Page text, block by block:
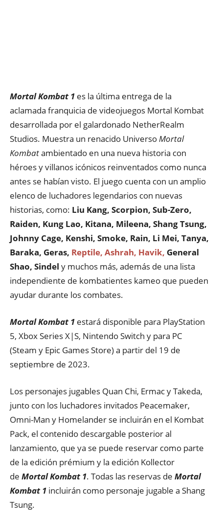
Mortal Kombat 1 es la última entrega de la
aclamada franquicia de videojuegos Mortal Kombat
desarrollada por el galardonado NetherRealm
Studios. Muestra un renacido UniversoMortal
Kombatambientado en una nueva historia con
héroes y villanos icónicos reinventados como nunca
antes se habían visto. El juego cuenta con un amplio
elenco de luchadores legendarios con nuevas
historias, como: Liu Kang, Scorpion, Sub-Zero,
Raiden, Kung Lao, Kitana, Mileena, Shang Tsung,
Johnny Cage, Kenshi, Smoke, Rain, Li Mei, Tanya,
Baraka, Geras, Reptile, Ashrah, Havik, General
Shao, Sindel y muchos más, además de una lista
independiente de kombatientes kameo que pueden
ayudar durante los combates.
Mortal Kombat 1 estará disponible para PlayStation
5, Xbox Series X|S, Nintendo Switch y para PC
(Steam y Epic Games Store) a partir del 19 de
septiembre de 2023.
Los personajes jugables Quan Chi, Ermac y Takeda,
junto con los luchadores invitados Peacemaker,
Omni-Man y Homelander se incluirán en el Kombat
Pack, el contenido descargable posterior al
lanzamiento, que ya se puede reservar como parte
de la edición prémium y la edición Kollector
de Mortal Kombat 1. Todas las reservas de Mortal
Kombat 1 incluirán como personaje jugable a Shang
Tsung.